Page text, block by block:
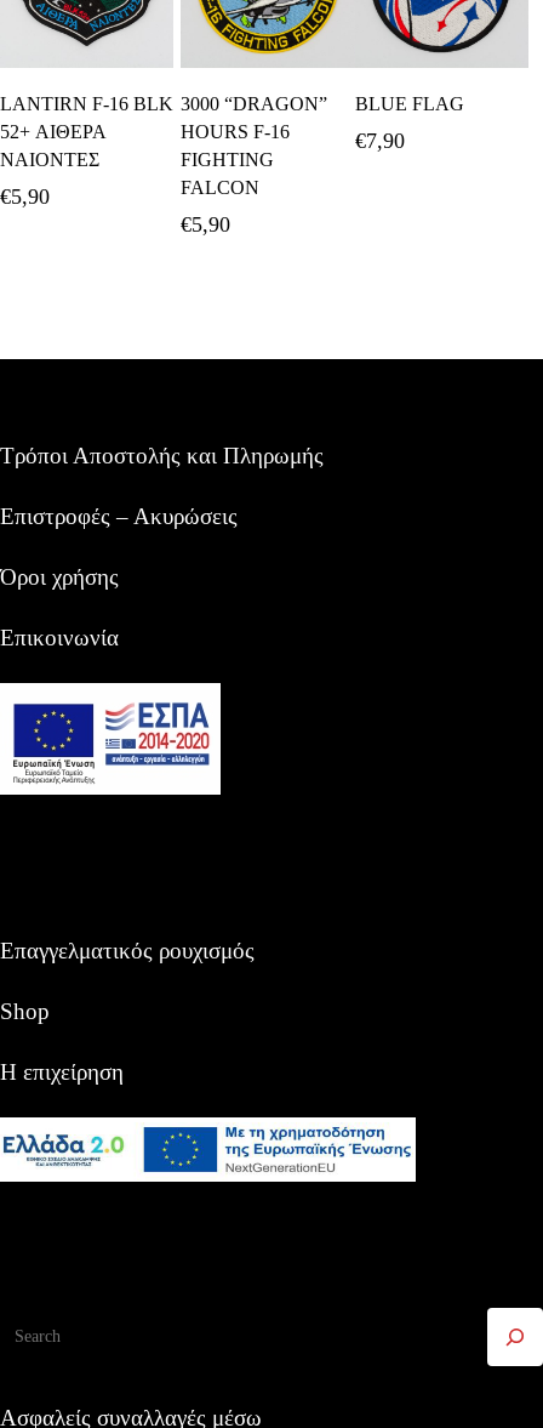
Καλάθι
LANTIRN F-16 BLK
52+ ΑΙΘΕΡΑ
ΝΑΙΟΝΤΕΣ
€5,90
Καλάθι
3000 “DRAGON”
HOURS F-16
FIGHTING
FALCON
€5,90
BLUE FLAG
€7,90
Τρόποι Αποστολής και Πληρωμής
Επιστροφές – Ακυρώσεις
Όροι χρήσης
Επικοινωνία
Επαγγελματικός ρουχισμός
Shop
Η επιχείρηση
Ασφαλείς συναλλαγές μέσω